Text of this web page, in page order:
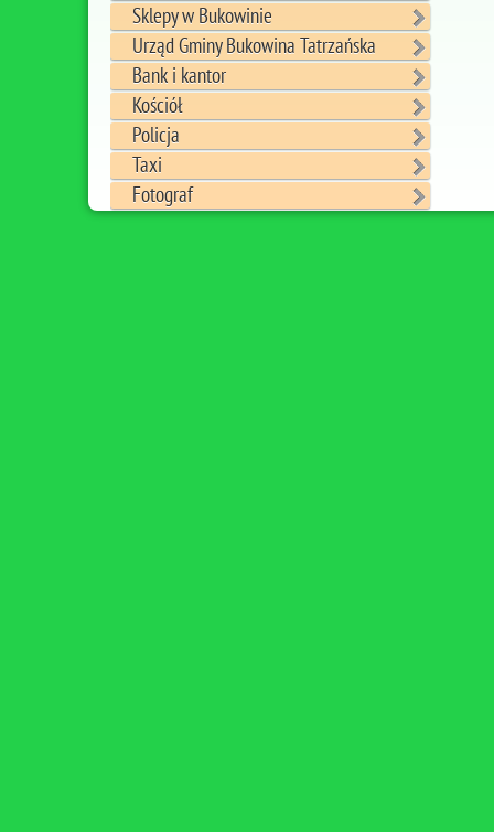
Sklepy w Bukowinie
Urząd Gminy Bukowina Tatrzańska
Bank i kantor
Kościół
Policja
Taxi
Fotograf